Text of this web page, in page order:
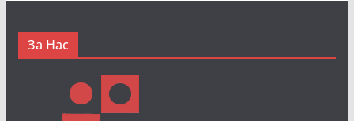
За Нас